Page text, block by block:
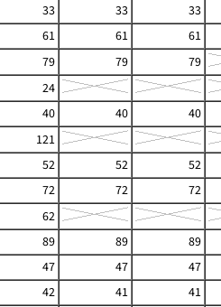
33 33 33
61 61 61
79 79
79
24
40 40 40
121
52 52 52
72 72 72
62
89 89 89
47 47 47
42 41 41